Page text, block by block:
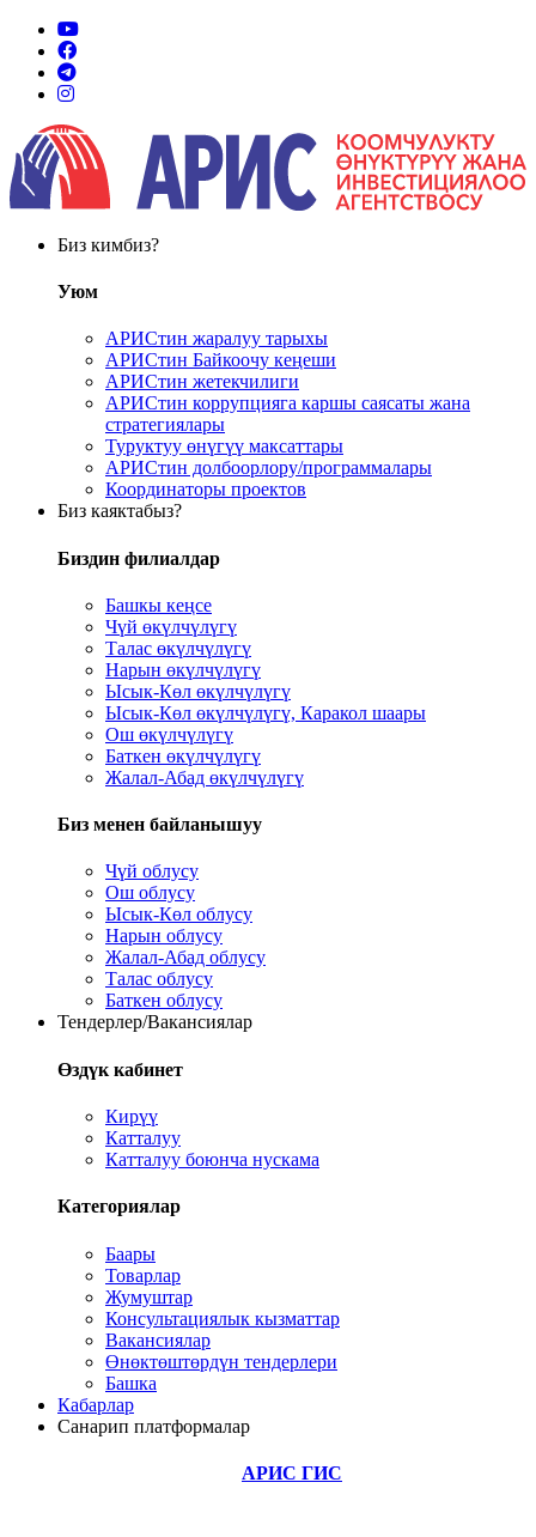
Биз кимбиз?
Уюм
АРИСтин жаралуу тарыхы
АРИСтин Байкоочу кеңеши
АРИСтин жетекчилиги
АРИСтин коррупцияга каршы саясаты жана
стратегиялары
Туруктуу өнүгүү максаттары
АРИСтин долбоорлору/программалары
Координаторы проектов
Биз каяктабыз?
Биздин филиалдар
Башкы кеңсе
Чүй өкүлчүлүгү
Талас өкүлчүлүгү
Нарын өкүлчүлүгү
Ысык-Көл өкүлчүлүгү
Ысык-Көл өкүлчүлүгү, Каракол шаары
Ош өкүлчүлүгү
Баткен өкүлчүлүгү
Жалал-Абад өкүлчүлүгү
Биз менен байланышуу
Чүй облусу
Ош облусу
Ысык-Көл облусу
Нарын облусу
Жалал-Абад облусу
Талас облусу
Баткен облусу
Тендерлер/Вакансиялар
Өздүк кабинет
Кирүү
Катталуу
Катталуу боюнча нускама
Категориялар
Баары
Товарлар
Жумуштар
Консультациялык кызматтар
Вакансиялар
Өнөктөштөрдүн тендерлери
Башка
Кабарлар
Санарип платформалар
АРИС ГИС